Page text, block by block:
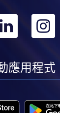
轉
應用程式